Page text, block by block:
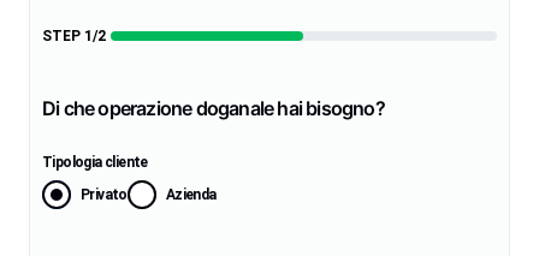
STEP 1/2
Di che operazione doganale hai bisogno?
Tipologia cliente
Privato
Azienda